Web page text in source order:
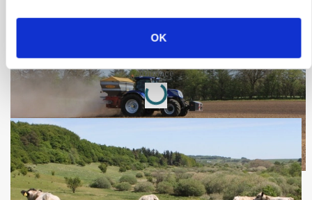
OK
POLITIK
kan den ændre din bedrift fra 2027
Annonce
Loading...